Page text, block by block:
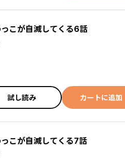
こが自滅してくる6話
試し読み カートに追加
こが自滅してくる7話